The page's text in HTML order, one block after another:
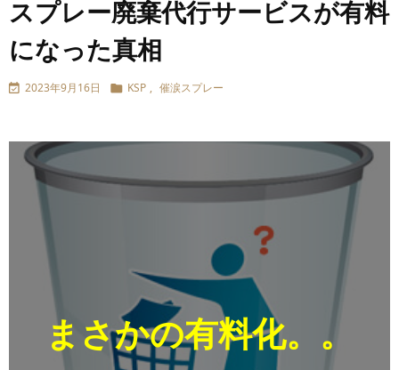
検索
スプレー廃棄代行サービスが有料
になった真相
 2023年9月16日  KSP , 催涙スプレー
まさかの有料化。。